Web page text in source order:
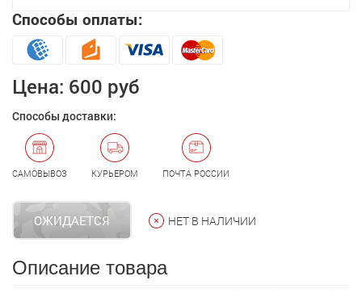
Способы оплаты:
Цена: 600 руб
Способы доставки:
САМОВЫВОЗ КУРЬЕРОМ ПОЧТА РОССИИ
ОЖИДАЕТСЯ НЕТ В НАЛИЧИИ
Описание товара